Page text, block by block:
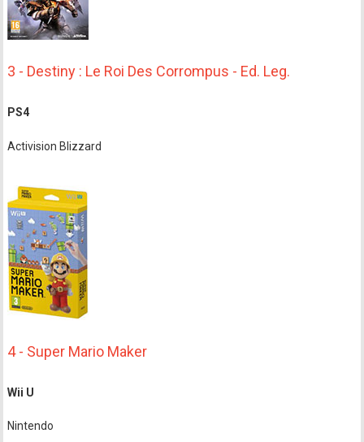
3 - Destiny : Le Roi Des Corrompus - Ed. Leg.
PS4
Activision Blizzard
4 - Super Mario Maker
Wii U
Nintendo